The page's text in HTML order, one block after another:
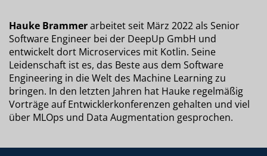
Hauke Brammerarbeitet seit März 2022 als Senior
Software Engineer bei der DeepUp GmbH und
entwickelt dort Microservices mit Kotlin. Seine
Leidenschaft ist es, das Beste aus dem Software
Engineering in die Welt des Machine Learning zu
bringen. In den letzten Jahren hat Hauke regelmäßig
Vorträge auf Entwicklerkonferenzen gehalten und viel
über MLOps und Data Augmentation gesprochen.